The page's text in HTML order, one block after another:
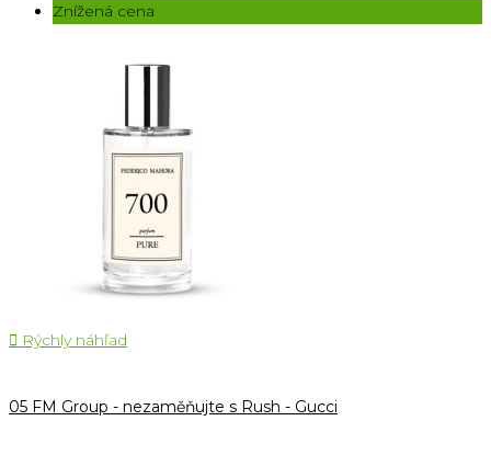
Znížená cena
 Rýchly náhľad
05 FM Group - nezaměňujte s Rush - Gucci